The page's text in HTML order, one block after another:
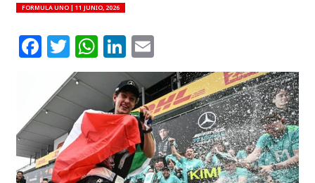
FORMULA UNO | 11 JUNIO, 2026
Facebook
Twitter
WhatsApp
LinkedIn
Email